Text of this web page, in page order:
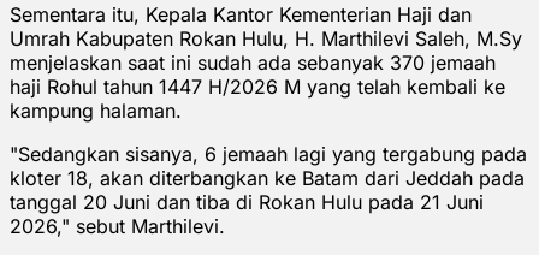
Sementara itu, Kepala Kantor Kementerian Haji dan
Umrah Kabupaten Rokan Hulu, H. Marthilevi Saleh, M.Sy
menjelaskan saat ini sudah ada sebanyak 370 jemaah
haji Rohul tahun 1447 H/2026 M yang telah kembali ke
kampung halaman.
"Sedangkan sisanya, 6 jemaah lagi yang tergabung pada
kloter 18, akan diterbangkan ke Batam dari Jeddah pada
tanggal 20 Juni dan tiba di Rokan Hulu pada 21 Juni
2026," sebut Marthilevi.